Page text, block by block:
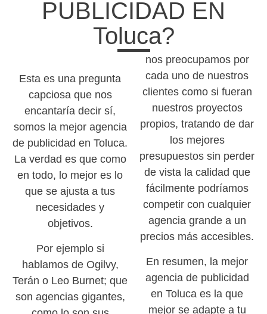
PUBLICIDAD EN
Toluca?
Esta es una pregunta
capciosa que nos
encantaría decir sí,
somos la mejor agencia
de publicidad en Toluca.
La verdad es que como
en todo, lo mejor es lo
que se ajusta a tus
necesidades y
objetivos.
Por ejemplo si
hablamos de Ogilvy,
Terán o Leo Burnet; que
son agencias gigantes,
nos preocupamos por
cada uno de nuestros
clientes como si fueran
nuestros proyectos
propios, tratando de dar
los mejores
presupuestos sin perder
de vista la calidad que
fácilmente podríamos
competir con cualquier
agencia grande a un
precios más accesibles.
En resumen, la mejor
agencia de publicidad
en Toluca es la que
mejor se adapte a tu